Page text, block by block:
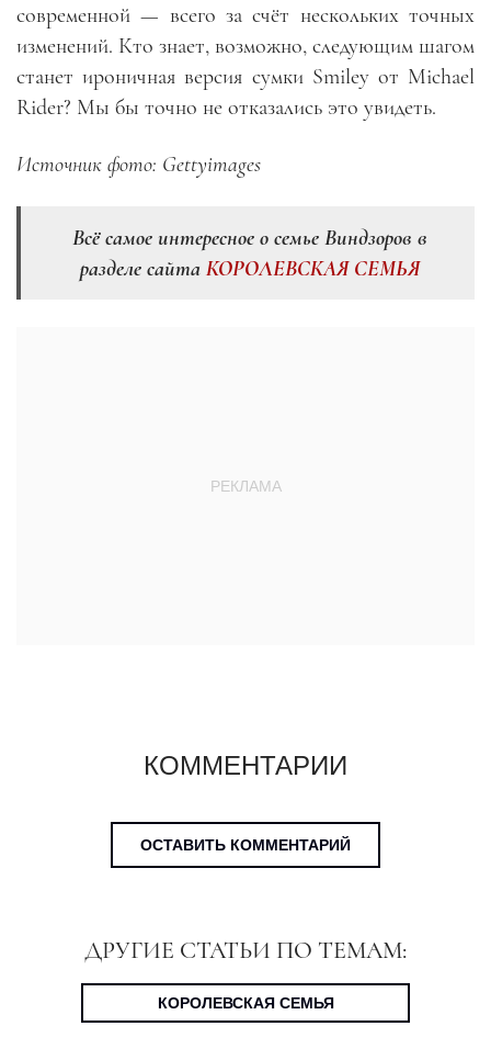
современной — всего за счёт нескольких точных
изменений. Кто знает, возможно, следующим шагом
станет ироничная версия сумки Smiley от Michael
Rider? Мы бы точно не отказались это увидеть.
Источник фото: Gettyimages
Всё самое интересное о семье Виндзоров в
разделе сайта КОРОЛЕВСКАЯ СЕМЬЯ
КОММЕНТАРИИ
ОСТАВИТЬ КОММЕНТАРИЙ
ДРУГИЕ СТАТЬИ ПО ТЕМАМ:
КОРОЛЕВСКАЯ СЕМЬЯ